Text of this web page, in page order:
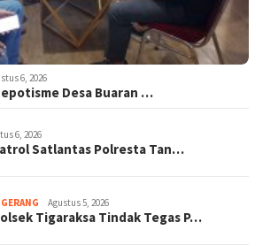
6, 2026
Desa Buaran …
6, 2026
Satlantas Polresta Tan…
Agustus 5, 2026
Tigaraksa Tindak Tegas P…